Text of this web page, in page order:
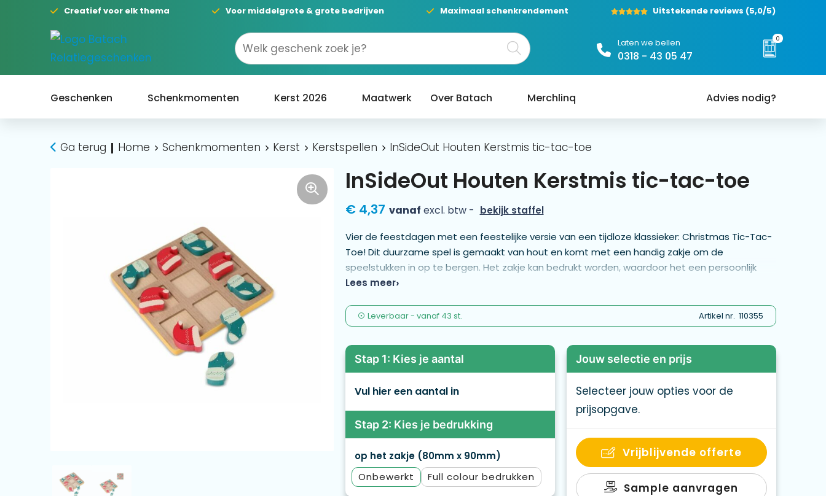
Creatief voor elk thema Voor middelgrote & grote bedrijven Maximaal schenkrendement Uitstekende reviews (5,0/5)
Laten we bellen
0318 - 43 05 47
0
Geschenken Schenkmomenten Kerst 2026 Maatwerk Over Batach Merchlinq Advies nodig?
Ga terug Home Schenkmomenten Kerst Kerstspellen InSideOut Houten Kerstmis tic-tac-toe
InSideOut Houten Kerstmis tic-tac-toe
€ 4,37 vanaf excl. btw - bekijk staffel
Vier de feestdagen met een feestelijke versie van een tijdloze klassieker: Christmas Tic-Tac-
Toe! Dit duurzame spel is gemaakt van hout en komt met een handig zakje om de
speelstukken in op te bergen. Het zakje kan bedrukt worden, waardoor het een persoonlijk
tintje krijgt. Christmas Tic-Tac-Toe is geschikt voor zowel kinderen als volwassenen, en
kerstthema-speelstukken brengen een extra vleugje vreugde, en zorgen voor een speels en
sfeervol moment met familie en vrienden. Een leuke manier om samen te genieten tijdens de
feestdagen!
Lees meer
Leverbaar- vanaf 43 st. Artikel nr. 110355
Stap 1: Kies je aantal
Vul hier een aantal in
Stap 2: Kies je bedrukking
op het zakje (80mm x 90mm)
Onbewerkt
Full colour
Jouw selectie en prijs
Selecteer jouw opties voor de
prijsopgave.
Vrijblijvende offerte
Sample aanvragen